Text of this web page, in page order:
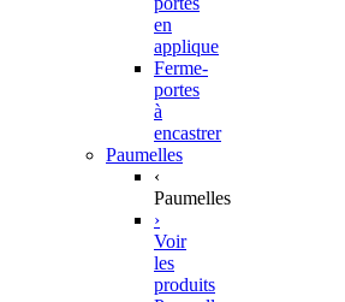
en
applique
Ferme-
portes
à
encastrer
Paumelles
‹
Paumelles
›
Voir
les
produits